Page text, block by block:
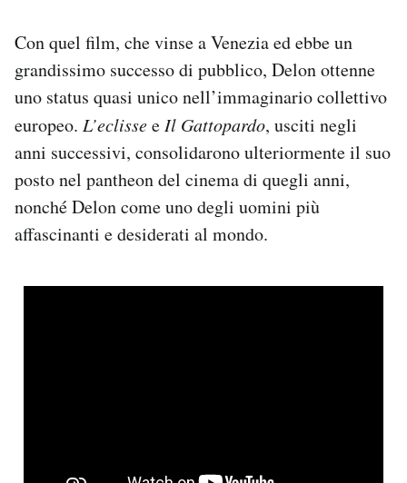
Con quel film, che vinse a Venezia ed ebbe un
grandissimo successo di pubblico, Delon ottenne
uno status quasi unico nell’immaginario collettivo
europeo. L’eclissee Il Gattopardo, usciti negli
anni successivi, consolidarono ulteriormente il suo
posto nel pantheon del cinema di quegli anni,
nonché Delon come uno degli uomini più
affascinanti e desiderati al mondo.